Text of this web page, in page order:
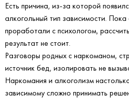
Есть причина, из-за которой
алкогольный тип зависимости. Пока
проработали с психологом,
результат не стоит.
Разговоры родных с наркоманом,
источник бед, изолировать не
Наркомания и алкоголизм
зависимому сложно принимать